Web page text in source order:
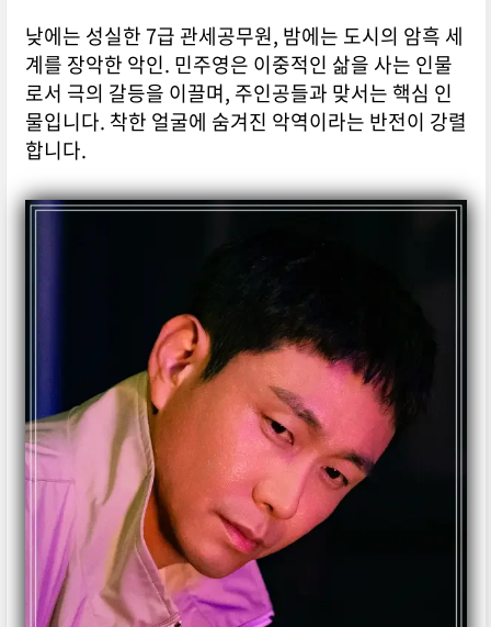
낮에는 성실한 7급 관세공무원, 밤에는 도시의 암흑 세
계를 장악한 악인. 민주영은 이중적인 삶을 사는 인물
로서 극의 갈등을 이끌며, 주인공들과 맞서는 핵심 인
물입니다. 착한 얼굴에 숨겨진 악역이라는 반전이 강렬
합니다.